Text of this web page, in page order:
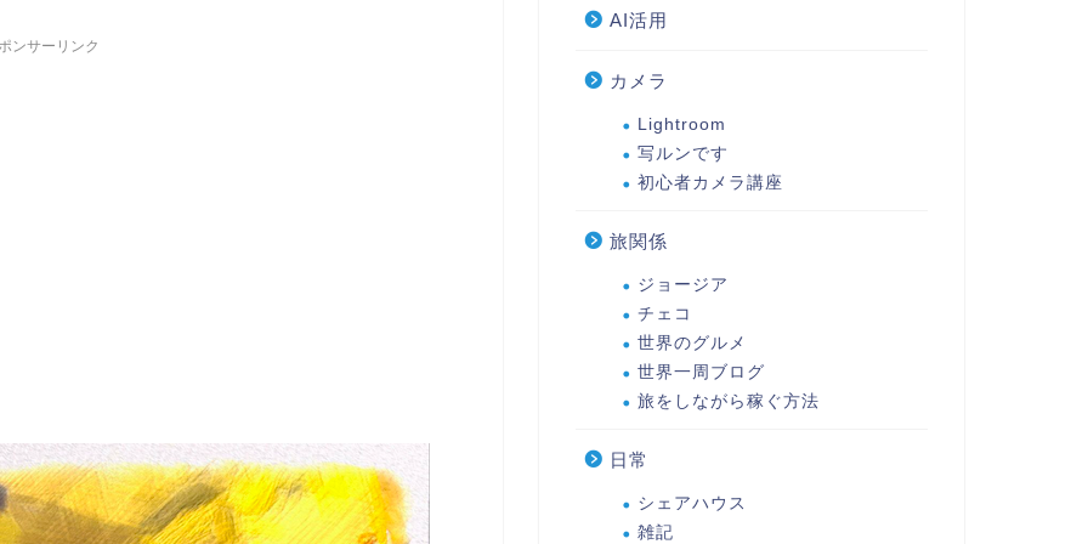
ンサーリンク
AI活用
カメラ
Lightroom
写ルンです
初心者カメラ講座
旅関係
ジョージア
チェコ
世界のグルメ
世界一周ブログ
旅をしながら稼ぐ方法
日常
シェアハウス
雑記